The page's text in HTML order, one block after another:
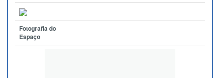
Fotografia do
Espaço